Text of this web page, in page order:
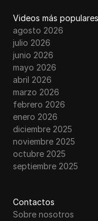
Videos más populares
agosto 2026
julio 2026
junio 2026
mayo 2026
abril 2026
marzo 2026
febrero 2026
enero 2026
diciembre 2025
noviembre 2025
octubre 2025
septiembre 2025
Contactos
Sobre nosotros